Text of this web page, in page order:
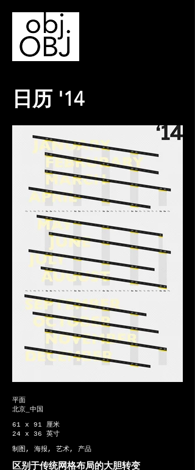
日历 '14
平面
北京_中国
61 x 91 厘米
24 x 36 英寸
制图, 海报, 艺术, 产品
区别于传统网格布局的大胆转变